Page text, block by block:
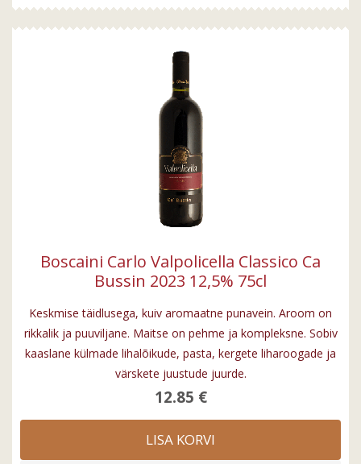
Boscaini Carlo Valpolicella Classico Ca
Bussin 2023 12,5% 75cl
Keskmise täidlusega, kuiv aromaatne punavein. Aroom on
rikkalik ja puuviljane. Maitse on pehme ja kompleksne. Sobiv
kaaslane külmade lihalõikude, pasta, kergete liharoogade ja
värskete juustude juurde.
12.85 €
LISA KORVI